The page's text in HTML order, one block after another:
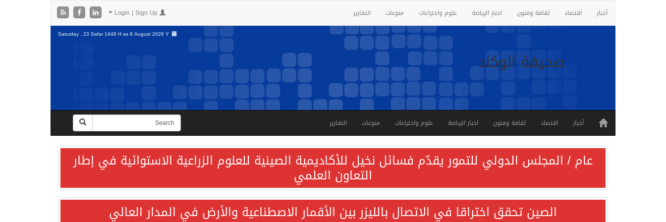
أخبار اقتصاد ثقافة وفنون اخبار الرياضة علوم واختراعات منوعات التقارير
صحيفة الوكاد
Saturday , 23 Safar 1448 H as8 August 2026 Y
أخبار اقتصاد ثقافة وفنون اخبار الرياضة علوم واختراعات منوعات التقارير
عام / المجلس الدولي للتمور يقدّم فسائل نخيل للأكاديمية الصينية للعلوم الزراعية الاستوائية في إطار
التعاون العلمي
الصين تحقق اختراقا في الاتصال بالليزر بين الأقمار الاصطناعية والأرض في المدار العالي